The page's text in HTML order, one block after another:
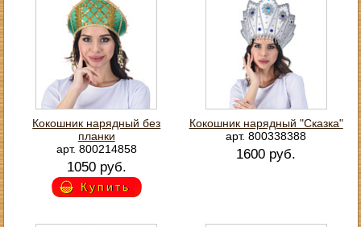
Кокошник нарядный без
планки
арт. 800214858
1050 руб.
Купить
Кокошник нарядный "Сказка"
арт. 800338388
1600 руб.